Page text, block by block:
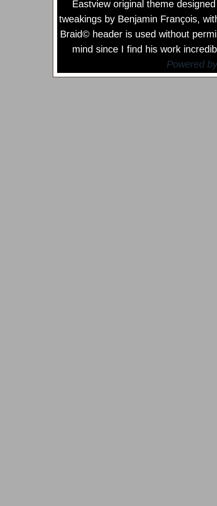
Eastview original theme
tweakings by Benjamin François,
Braid© header is used without
mind since I find his work
Powered